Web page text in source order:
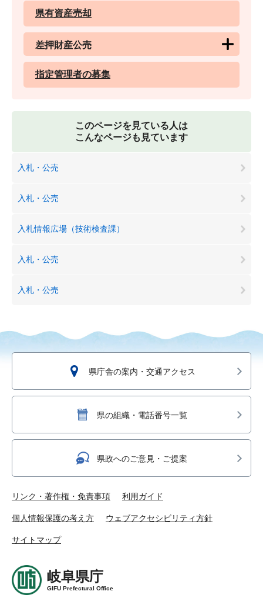
県有資産売却
差押財産公売
指定管理者の募集
このページを見ている人は
こんなページも見ています
入札・公売
入札・公売
入札情報広場（技術検査課）
入札・公売
入札・公売
県庁舎の案内・交通アクセス
県の組織・電話番号一覧
県政へのご意見・ご提案
リンク・著作権・免責事項 利用ガイド
個人情報保護の考え方 ウェブアクセシビリティ方針
サイトマップ
岐阜県庁
GIFU Prefectural Office